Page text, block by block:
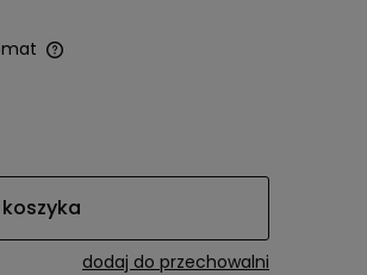
dodaj do przechowalni